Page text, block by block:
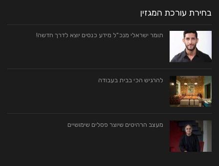
בחירת עורכת המגזין
תומר ישראלי מנכ"ל מידע כנסים יוצא לדרך חדשה!
להרגיש הכי בבית בעבודה
מעצב הרהיטים שיוצר פסלים שימושיים